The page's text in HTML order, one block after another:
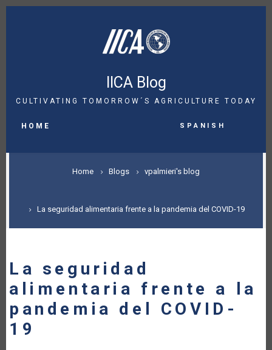
Skip
IICA Blog
CULTIVATING TOMORROW´S AGRICULTURE TODAY
NAVIGATION
HOME Spanish
BREADCRUMB
Home Blogs vpalmieri's blog
La seguridad alimentaria frente a la pandemia del COVID-19
La seguridad
alimentaria frente a la
pandemia del COVID-
19